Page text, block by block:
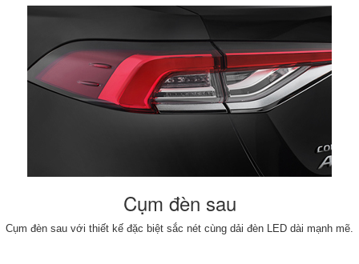
Cụm đèn sau
Cụm đèn sau với thiết kế đặc biệt sắc nét cùng dải đèn LED dài mạnh mẽ.